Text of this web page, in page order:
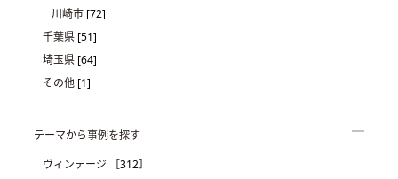
川崎市 [72]
千葉県 [51]
埼玉県 [64]
その他 [1]
テーマから事例を探す
ヴィンテージ
［312］